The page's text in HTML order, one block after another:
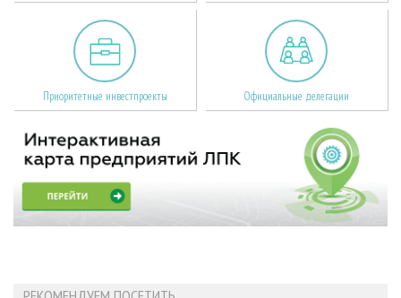
Приоритетные инвестпроекты Официальные делегации